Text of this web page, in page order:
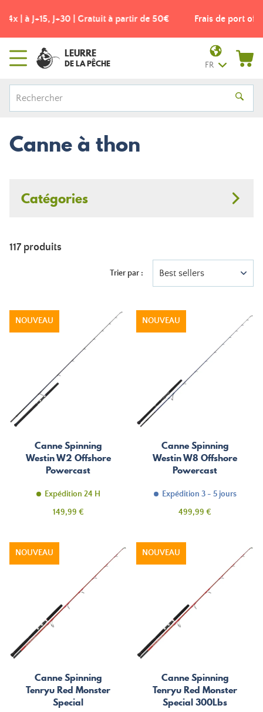
Frais de port offerts dès 49€ ! - Point relais Colissimo
LEURRE
DE LA PÊCHE FR
Canne à thon
Catégories
117 produits
Trier par : Best sellers
Canne Spinning
Westin W2 Offshore
Powercast
Expédition 24 H
Prix
149,99 €
NOUVEAU
Canne Spinning
Westin W8 Offshore
Powercast
Expédition 3 - 5 jours
Prix
499,99 €
NOUVEAU
Canne Spinning
Tenryu Red Monster
Special
NOUVEAU
Canne Spinning
Tenryu Red Monster
Special 300Lbs
NOUVEAU